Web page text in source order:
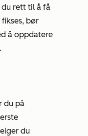
du rett til å få
bør
å oppdatere
du på
du